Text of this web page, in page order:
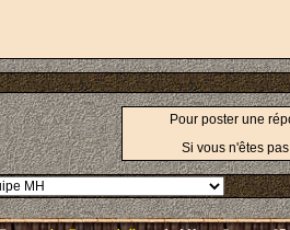
Pour poster une
Si vous n'êtes